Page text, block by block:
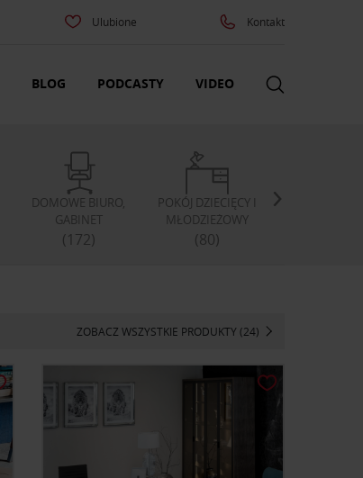
Ulubione Kontakt
BLOG PODCASTY VIDEO
DOMOWE BIURO,
GABINET
(172)
POKÓJ DZIECIĘCY I
MŁODZIEŻOWY
(80)
ZOBACZ WSZYSTKIE PRODUKTY (24)